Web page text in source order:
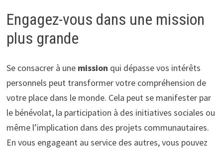
Engagez-vous dans une mission
plus grande
Se consacrer à une mission qui dépasse vos intérêts
personnels peut transformer votre compréhension de
votre place dans le monde. Cela peut se manifester par
le bénévolat, la participation à des initiatives sociales ou
même l’implication dans des projets communautaires.
En vous engageant au service des autres, vous pouvez